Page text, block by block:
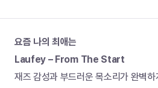
요즘 나의 최애는
Laufey – From The Start
재즈 감성과 부드러운 목소리가 완벽